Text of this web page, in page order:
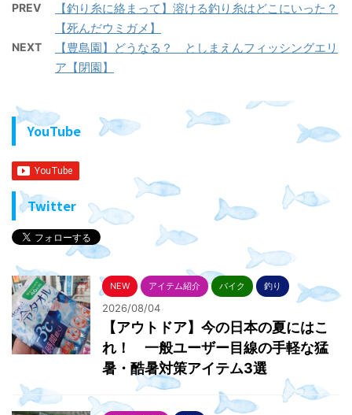
PREV
【釣り糸に絡まって】溶ける釣り糸はどこにいった？
【死んだウミガメ】
NEXT
【豊島園】どうなる？ としまえんフィッシングエリ
ア【閉園】
YouTube
Twitter
NEW アイテム紹介 バイク 釣り
2026/08/04
【アウトドア】今の日本の夏にはこ
れ！ 一般ユーザー目線の手軽な猛
暑・酷暑対策アイテム3選